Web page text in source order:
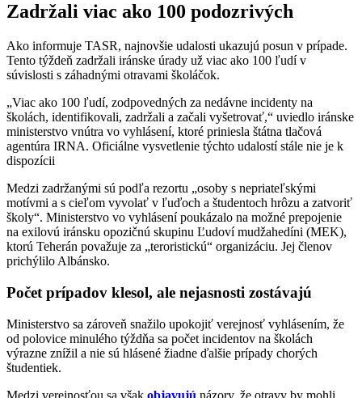
Zadržali viac ako 100 podozrivých
Ako informuje TASR, najnovšie udalosti ukazujú posun v prípade.
Tento týždeň zadržali iránske úrady už viac ako 100 ľudí v
súvislosti s záhadnými otravami školáčok.
„Viac ako 100 ľudí, zodpovedných za nedávne incidenty na
školách, identifikovali, zadržali a začali vyšetrovať,“ uviedlo iránske
ministerstvo vnútra vo vyhlásení, ktoré priniesla štátna tlačová
agentúra IRNA. Oficiálne vysvetlenie týchto udalostí stále nie je k
dispozícii
Medzi zadržanými sú podľa rezortu „osoby s nepriateľskými
motívmi a s cieľom vyvolať v ľuďoch a študentoch hrôzu a zatvoriť
školy“. Ministerstvo vo vyhlásení poukázalo na možné prepojenie
na exilovú iránsku opozičnú skupinu Ľudoví mudžahedíni (MEK),
ktorú Teherán považuje za „teroristickú“ organizáciu. Jej členov
prichýlilo Albánsko.
Počet prípadov klesol, ale nejasnosti zostávajú
Ministerstvo sa zároveň snažilo upokojiť verejnosť vyhlásením, že
od polovice minulého týždňa sa počet incidentov na školách
výrazne znížil a nie sú hlásené žiadne ďalšie prípady chorých
študentiek.
Medzi verejnosťou sa však objavujú názory, že otravy by mohli